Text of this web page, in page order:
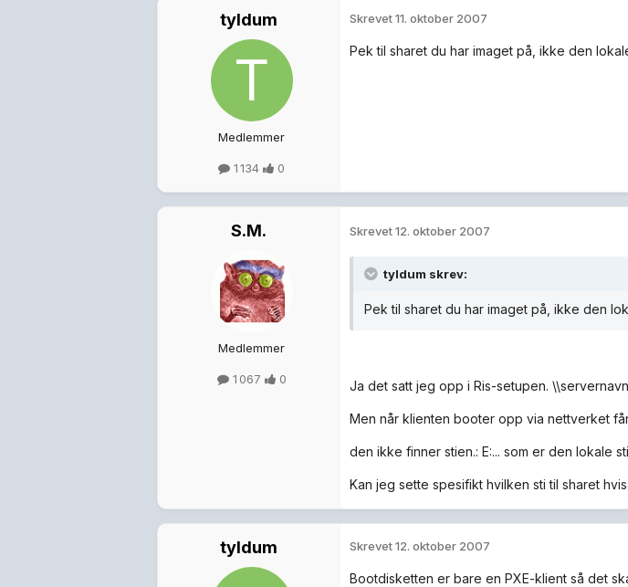
tyldum
Medlemmer
1 134 0
Skrevet11. oktober 2007
Pek til sharet du har imaget på, ikke den
S.M.
Medlemmer
1 067 0
Skrevet12. oktober 2007
tyldum skrev:
Pek til sharet du har imaget på, ikke den
Ja det satt jeg opp i Ris-setupen.
Men når klienten booter opp via nettverket
den ikke finner stien.: E:... som er den lokale
Kan jeg sette spesifikt hvilken sti til sharet
tyldum Skrevet12. oktober 2007
Bootdisketten er bare en PXE-klient så det